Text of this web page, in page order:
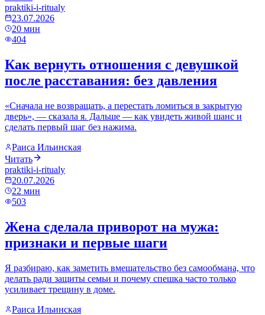
praktiki-i-ritualy
23.07.2026
20 мин
404
Как вернуть отношения с девушкой
после расставания: без давления
«Сначала не возвращать, а перестать ломиться в закрытую
дверь», — сказала я. Дальше — как увидеть живой шанс и
сделать первый шаг без нажима.
Раиса Ильинская
Читать
praktiki-i-ritualy
20.07.2026
22 мин
503
Жена сделала приворот на мужа:
признаки и первые шаги
Я разбираю, как заметить вмешательство без самообмана, что
делать ради защиты семьи и почему спешка часто только
усиливает трещину в доме.
Раиса Ильинская